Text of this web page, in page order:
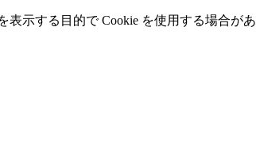
⽰する⽬的で Cookie を使⽤する場合があ